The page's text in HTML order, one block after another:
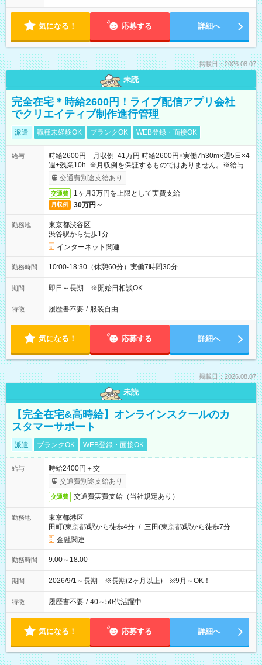
気になる！ 応募する 詳細へ
掲載日：2026.08.07
未読
完全在宅＊時給2600円！ライブ配信アプリ会社
でクリエイティブ制作進行管理
派遣 職種未経験OK ブランクOK WEB登録・面接OK
給与
時給2600円 月収例 41万円 時給2600円×実働7h30m×週5日×4
週+残業10h ※月収例を保証するものではありません。※給与即
受取りサービス利用可（利用条件有）
交通費別途支給あり
交通費 1ヶ月3万円を上限として実費支給
月収例 30万円～
勤務地
東京都渋谷区
渋谷駅から徒歩1分
インターネット関連
勤務時間 10:00-18:30（休憩60分）実働7時間30分
期間 即日～長期 ※開始日相談OK
特徴 履歴書不要 / 服装自由
気になる！ 応募する 詳細へ
掲載日：2026.08.07
未読
【完全在宅&高時給】オンラインスクールのカ
スタマーサポート
派遣 ブランクOK WEB登録・面接OK
給与
時給2400円＋交
交通費別途支給あり
交通費 交通費実費支給（当社規定あり）
勤務地
東京都港区
田町(東京都)駅から徒歩4分 / 三田(東京都)駅から徒歩7分
金融関連
勤務時間 9:00～18:00
期間 2026/9/1～長期 ※長期(2ヶ月以上) ※9月～OK！
特徴 履歴書不要 / 40～50代活躍中
気になる！ 応募する 詳細へ